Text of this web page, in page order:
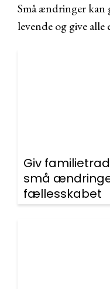
Små ændringer kan
levende og give alle
Giv
små
fællesskabet